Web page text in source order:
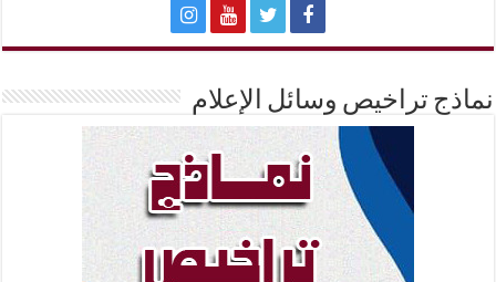
نماذج تراخيص وسائل الإعلام